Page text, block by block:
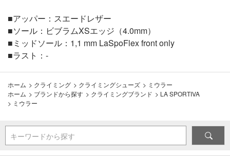
■アッパー：スエードレザー
■ソール：ビブラムXSエッジ（4.0mm）
■ミッドソール：1,1 mm LaSpoFlex front only
■ラスト：-
ホーム > クライミング > クライミングシューズ > ミウラー
ホーム > ブランドから探す > クライミングブランド > LA SPORTIVA
> ミウラー
キーワードから探す